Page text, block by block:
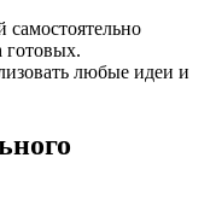
самостоятельно
готовых.
любые идеи и